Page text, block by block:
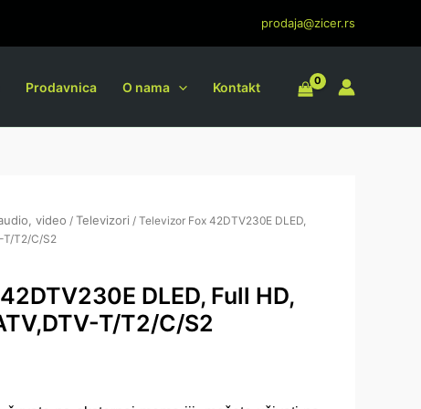
prodaja@zicer.rs
Prodavnica O nama Kontakt
video / Televizori / Televizor Fox 42DTV230E DLED,
T/T2/C/S2
DLED, Full HD,
T/T2/C/S2